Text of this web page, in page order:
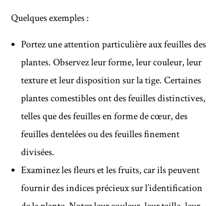
Quelques exemples :
Portez une attention particulière aux feuilles des
plantes. Observez leur forme, leur couleur, leur
texture et leur disposition sur la tige. Certaines
plantes comestibles ont des feuilles distinctives,
telles que des feuilles en forme de cœur, des
feuilles dentelées ou des feuilles finement
divisées.
Examinez les fleurs et les fruits, car ils peuvent
fournir des indices précieux sur l’identification